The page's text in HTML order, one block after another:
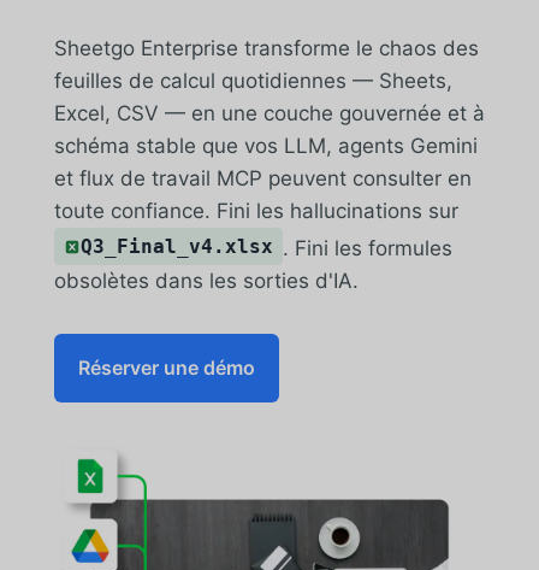
Sheetgo Enterprise transforme le chaos des
feuilles de calcul quotidiennes — Sheets,
Excel, CSV — en une couche gouvernée et à
schéma stable que vos LLM, agents Gemini
et flux de travail MCP peuvent consulter en
toute confiance. Fini les hallucinations sur
Q3_Final_v4.xlsx . Fini les formules
obsolètes dans les sorties d'IA.
Réserver une démo